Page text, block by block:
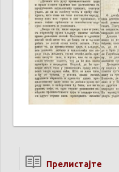
Прелистајте